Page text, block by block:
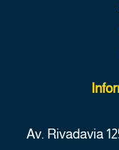
Av. Rivadavia